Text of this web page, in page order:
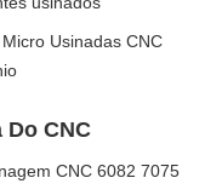
Usinadas CNC
CNC
CNC 6082 7075